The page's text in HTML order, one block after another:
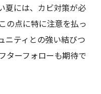
れの種類
ーン情報
グ業者の料金比較と
夏には、カビ対策が必
の点に特に注意を払っ
ニティとの強い結びつ
ターフォローも期待で